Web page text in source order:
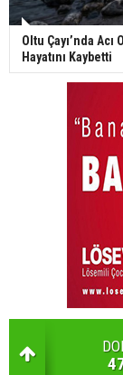
Oltu Çayı’nda
Hayatını Kaybetti